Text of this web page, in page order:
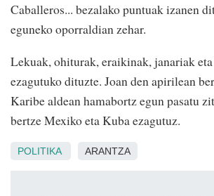
Caballeros... bezalako puntuak izanen
eguneko oporraldian zehar.
Lekuak, ohiturak, eraikinak, janariak
ezagutuko dituzte. Joan den apirilean
Karibe aldean hamabortz egun pasatu
bertze Mexiko eta Kuba ezagutuz.
POLITIKA ARANTZA